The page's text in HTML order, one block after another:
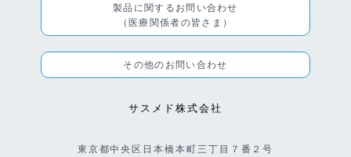
製品に関するお問い合わせ
（医療関係者の皆さま）
その他のお問い合わせ
サスメド株式会社
東京都中央区日本橋本町三丁目７番２号